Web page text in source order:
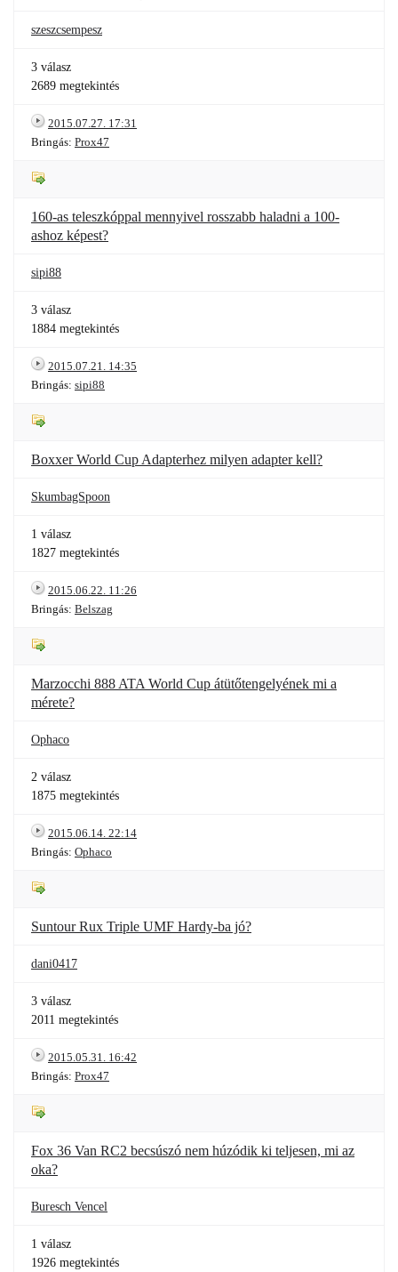
szeszcsempesz
3 válasz
2689 megtekintés
2015.07.27. 17:31
Bringás: Prox47
160-as teleszkóppal mennyivel rosszabb haladni a 100-
ashoz képest?
sipi88
3 válasz
1884 megtekintés
2015.07.21. 14:35
Bringás: sipi88
Boxxer World Cup Adapterhez milyen adapter kell?
SkumbagSpoon
1 válasz
1827 megtekintés
2015.06.22. 11:26
Bringás: Belszag
Marzocchi 888 ATA World Cup átütőtengelyének mi a
mérete?
Ophaco
2 válasz
1875 megtekintés
2015.06.14. 22:14
Bringás: Ophaco
Suntour Rux Triple UMF Hardy-ba jó?
dani0417
3 válasz
2011 megtekintés
2015.05.31. 16:42
Bringás: Prox47
Fox 36 Van RC2 becsúszó nem húzódik ki teljesen, mi az
oka?
Buresch Vencel
1 válasz
1926 megtekintés